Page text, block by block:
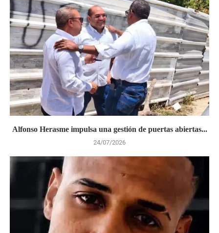
Alfonso Herasme impulsa una gestión de puertas abiertas...
24/07/2026